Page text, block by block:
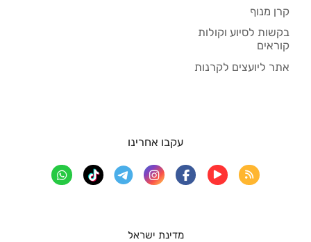
קרן מנוף
בקשות לסיוע וקולות
קוראים
אתר ליועצים לקרנות
מדינת ישראל
עקבו אחרינו